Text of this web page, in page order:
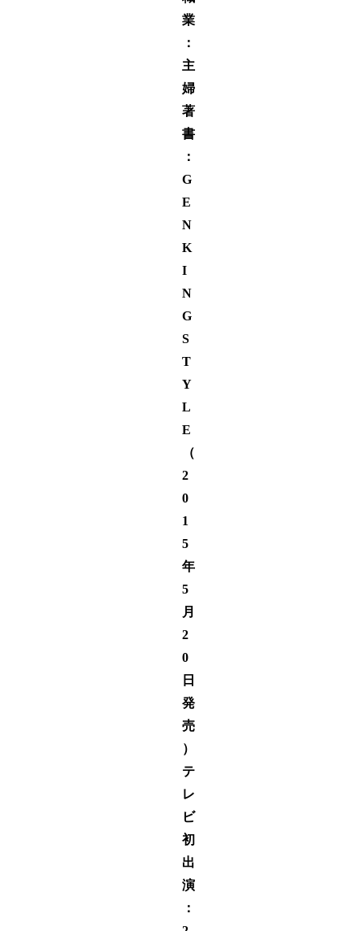
業
：
主
婦
著
書
：
G
E
N
K
I
N
G
S
T
Y
L
E
（
2
0
1
5
年
5
月
2
0
日
発
売
）
テ
レ
ビ
初
出
演
：